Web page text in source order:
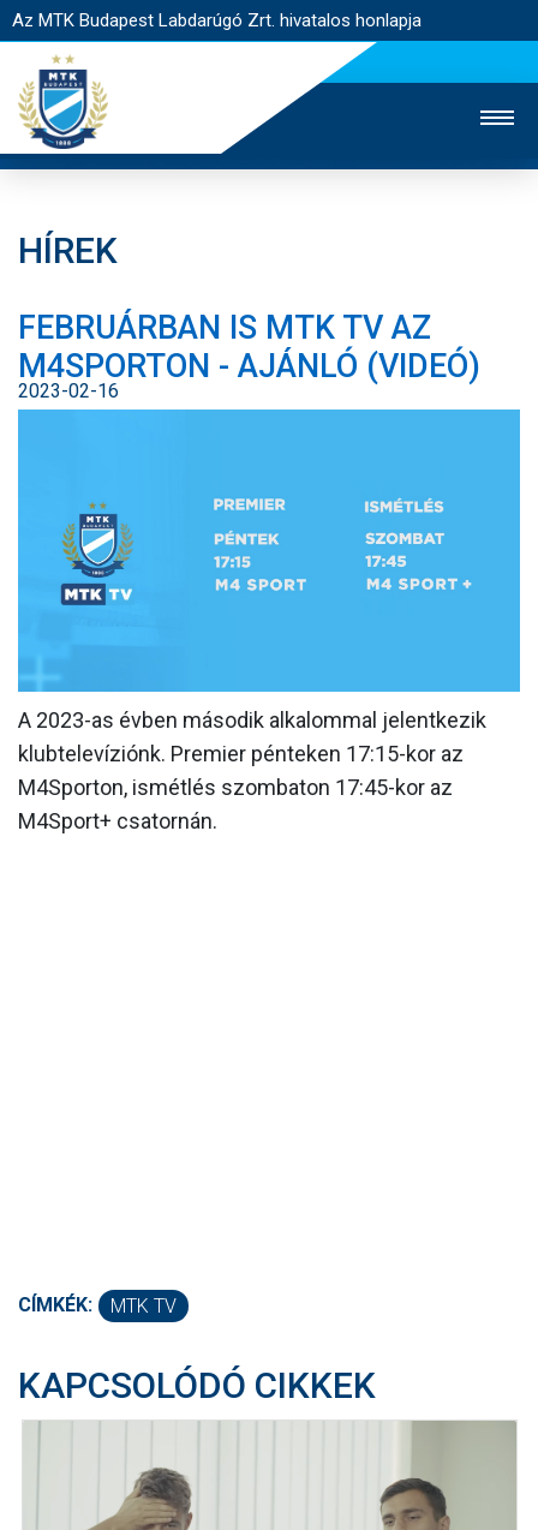
Az MTK Budapest Labdarúgó Zrt. hivatalos honlapja
JEGYÉRTÉKESÍTÉS
WEBSHOP
STADION
EGYESÜLET
KAPCSOLAT
CSAPATOK
MÉRKŐZÉSEK
SZURKOLÓI ÉLMÉNYEK
AKKREDITÁCIÓ
HÍREK
FEBRUÁRBAN IS MTK TV AZ
M4SPORTON - AJÁNLÓ (VIDEÓ)
2023-02-16
A 2023-as évben második alkalommal jelentkezik
klubtelevíziónk. Premier pénteken 17:15-kor az
M4Sporton, ismétlés szombaton 17:45-kor az
M4Sport+ csatornán.
CÍMKÉK: MTK TV
KAPCSOLÓDÓ CIKKEK